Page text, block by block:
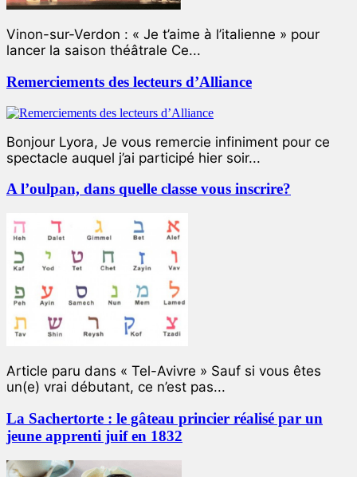
Vinon-sur-Verdon : « Je t’aime à l’italienne » pour
lancer la saison théâtrale Ce...
Remerciements des lecteurs d’Alliance
Bonjour Lyora, Je vous remercie infiniment pour ce
spectacle auquel j’ai participé hier soir...
A l’oulpan, dans quelle classe vous inscrire?
Article paru dans « Tel-Avivre » Sauf si vous êtes
un(e) vrai débutant, ce n’est pas...
La Sachertorte : le gâteau princier réalisé par un
jeune apprenti juif en 1832